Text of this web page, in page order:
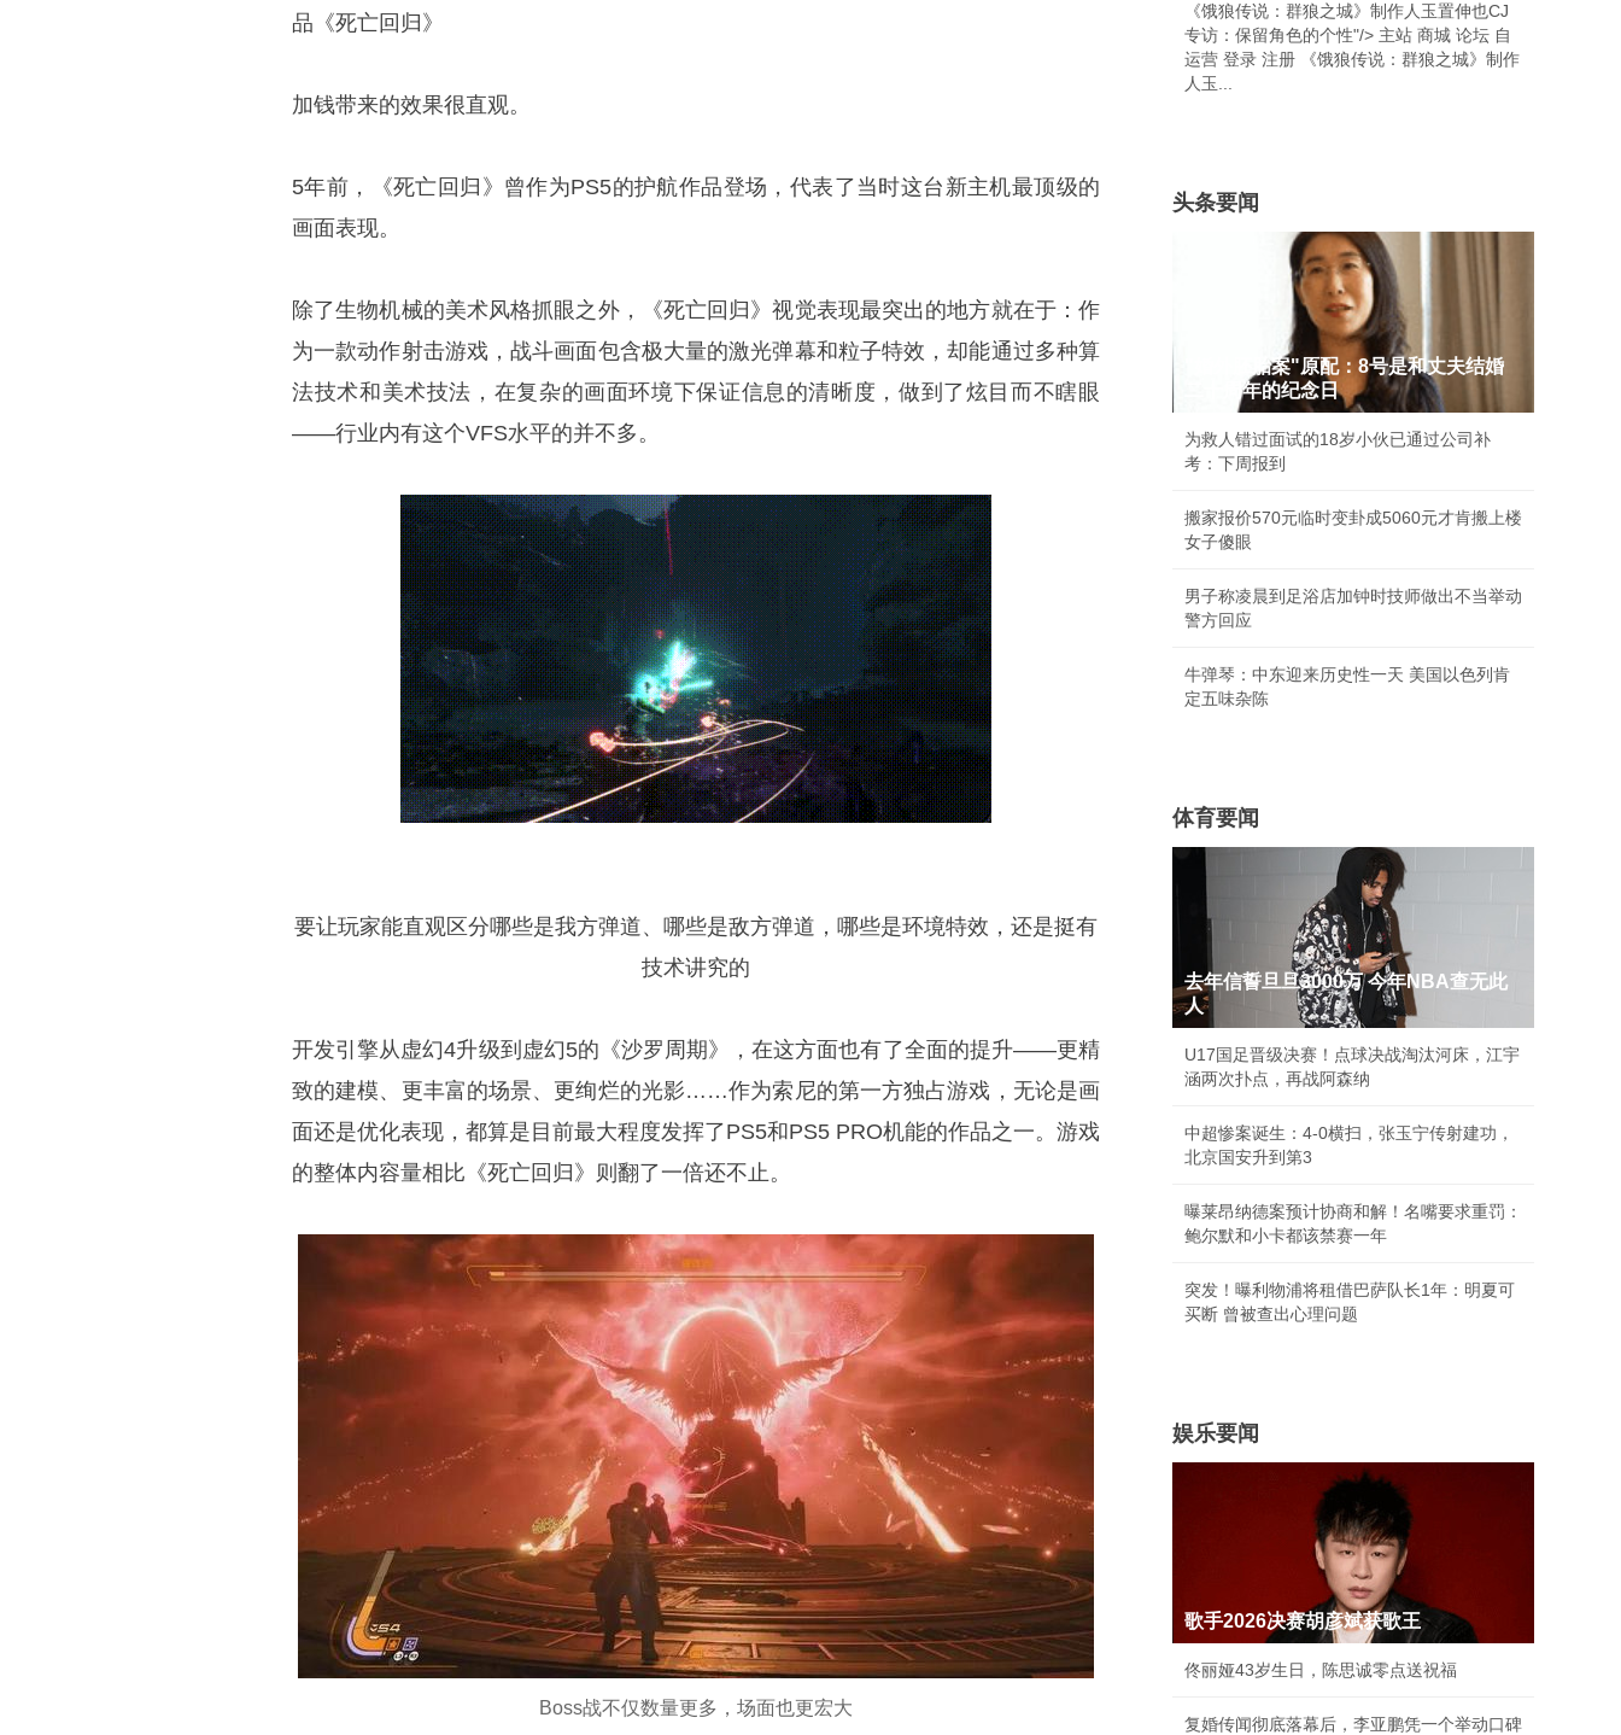
品《死亡回归》
加钱带来的效果很直观。
5年前，《死亡回归》曾作为PS5的护航作品登场，代表了当时这台新主机最顶级的
画面表现。
除了生物机械的美术风格抓眼之外，《死亡回归》视觉表现最突出的地方就在于：作
为一款动作射击游戏，战斗画面包含极大量的激光弹幕和粒子特效，却能通过多种算
法技术和美术技法，在复杂的画面环境下保证信息的清晰度，做到了炫目而不瞎眼
——行业内有这个VFS水平的并不多。
要让玩家能直观区分哪些是我方弹道、哪些是敌方弹道，哪些是环境特效，还是挺有
技术讲究的
开发引擎从虚幻4升级到虚幻5的《沙罗周期》，在这方面也有了全面的提升——更精
致的建模、更丰富的场景、更绚烂的光影……作为索尼的第一方独占游戏，无论是画
面还是优化表现，都算是目前最大程度发挥了PS5和PS5 PRO机能的作品之一。游戏
的整体内容量相比《死亡回归》则翻了一倍还不止。
Boss战不仅数量更多，场面也更宏大
《饿狼传说：群狼之城》制作人玉置伸也CJ
专访：保留角色的个性"/> 主站 商城 论坛 自
运营 登录 注册 《饿狼传说：群狼之城》制作
人玉...
头条要闻
"婚外胚胎案"原配：8号是和丈夫结婚
二十周年的纪念日
为救人错过面试的18岁小伙已通过公司补
考：下周报到
搬家报价570元临时变卦成5060元才肯搬上楼
女子傻眼
男子称凌晨到足浴店加钟时技师做出不当举动
警方回应
牛弹琴：中东迎来历史性一天 美国以色列肯
定五味杂陈
体育要闻
去年信誓旦旦3000万 今年NBA查无此
人
U17国足晋级决赛！点球决战淘汰河床，江宇
涵两次扑点，再战阿森纳
中超惨案诞生：4-0横扫，张玉宁传射建功，
北京国安升到第3
曝莱昂纳德案预计协商和解！名嘴要求重罚：
鲍尔默和小卡都该禁赛一年
突发！曝利物浦将租借巴萨队长1年：明夏可
买断 曾被查出心理问题
娱乐要闻
歌手2026决赛胡彦斌获歌王
佟丽娅43岁生日，陈思诚零点送祝福
复婚传闻彻底落幕后，李亚鹏凭一个举动口碑